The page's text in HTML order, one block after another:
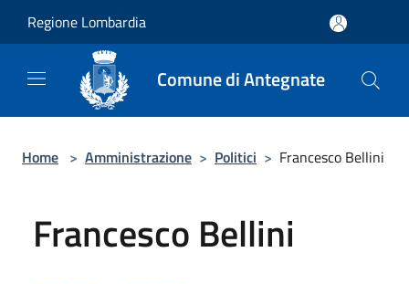
Regione Lombardia
Comune di Antegnate
Home > Amministrazione > Politici > Francesco Bellini
Francesco Bellini